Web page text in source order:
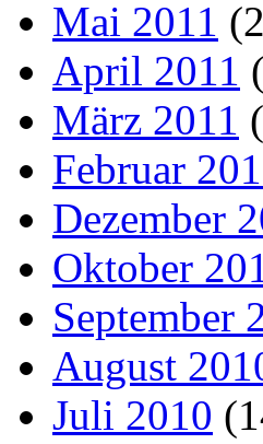
Mai 2011
April 2011
März 2011
Februar
Dezember
Oktober
September
August
Juli 2010